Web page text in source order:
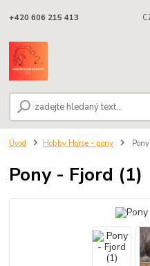
+420 606 215 413
Úvod Hobby Horse - pony
Pony - Fjord (1)